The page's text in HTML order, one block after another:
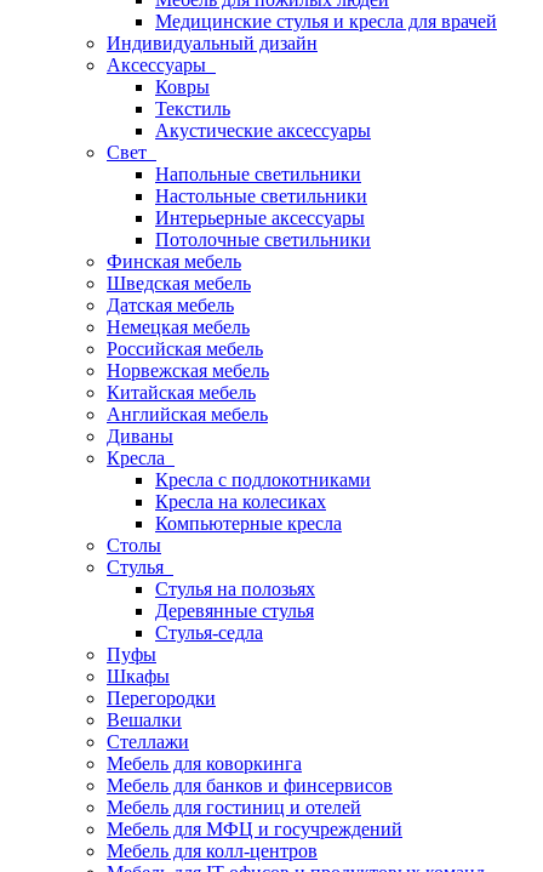
Медицинские стулья и кресла для врачей
Индивидуальный дизайн
Аксессуары
Ковры
Текстиль
Акустические аксессуары
Свет
Напольные светильники
Настольные светильники
Интерьерные аксессуары
Потолочные светильники
Финская мебель
Шведская мебель
Датская мебель
Немецкая мебель
Российская мебель
Норвежская мебель
Китайская мебель
Английская мебель
Диваны
Кресла
Кресла с подлокотниками
Кресла на колесиках
Компьютерные кресла
Столы
Стулья
Стулья на полозьях
Деревянные стулья
Стулья-седла
Пуфы
Шкафы
Перегородки
Вешалки
Стеллажи
Мебель для коворкинга
Мебель для банков и финсервисов
Мебель для гостиниц и отелей
Мебель для МФЦ и госучреждений
Мебель для колл-центров